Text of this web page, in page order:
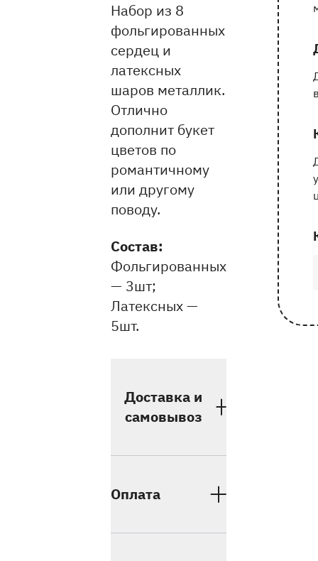
Набор из 8
фольгированных
сердец и
латексных
шаров металлик.
Отлично
дополнит букет
цветов по
романтичному
или другому
поводу.
Состав:
Фольгированных
— 3шт;
Латексных —
5шт.
Доставка и
самовывоз
Оплата